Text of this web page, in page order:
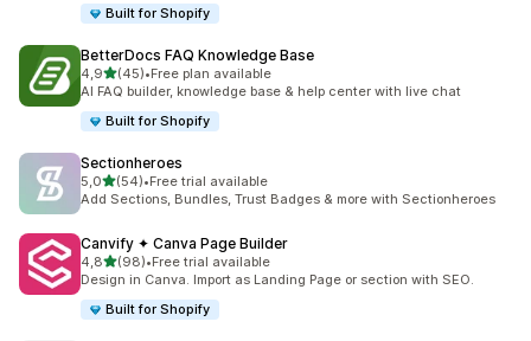
Built for Shopify
BetterDocs FAQ Knowledge Base
4,9/ 5 tähteä
(45)
45 arvostelua yhteensä
•Free plan available
AI FAQ builder, knowledge base & help center with live chat
Built for Shopify
Sectionheroes
5,0/ 5 tähteä
(54)
54 arvostelua yhteensä
•Free trial available
Add Sections, Bundles, Trust Badges & more with Sectionheroes
Canvify ✦ Canva Page Builder
4,8/ 5 tähteä
(98)
98 arvostelua yhteensä
•Free trial available
Design in Canva. Import as Landing Page or section with SEO.
Built for Shopify